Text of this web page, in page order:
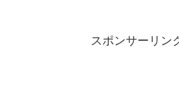
スポンサーリン